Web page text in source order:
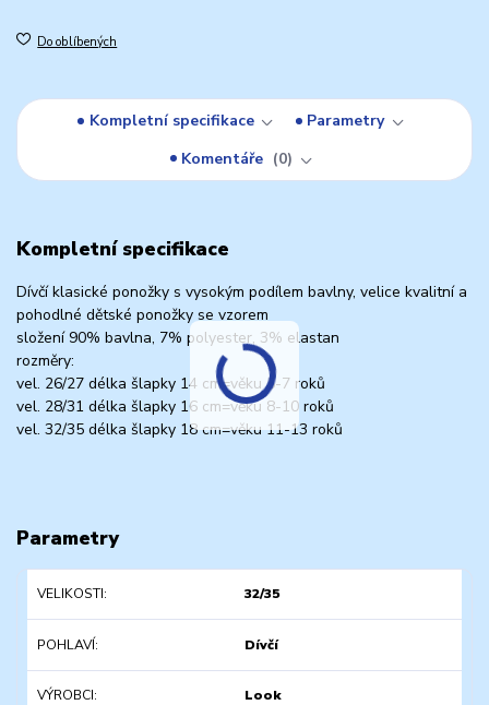
Do oblíbených
Kompletní specifikace
Parametry
Komentáře
0
Kompletní specifikace
Dívčí klasické ponožky s vysokým podílem bavlny, velice kvalitní a
pohodlné dětské ponožky se vzorem
složení 90% bavlna, 7% polyester, 3% elastan
rozměry:
vel. 26/27 délka šlapky 14 cm=věku 5-7 roků
vel. 28/31 délka šlapky 16 cm=věku 8-10 roků
vel. 32/35 délka šlapky 18 cm=věku 11-13 roků
Parametry
VELIKOSTI 32/35
POHLAVÍ Dívčí
VÝROBCI Look